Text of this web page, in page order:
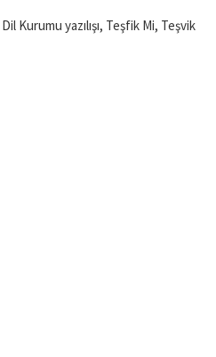
Kurumu yazılışı, Teşfik Mi, Teşvik